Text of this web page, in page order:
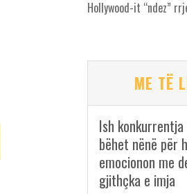
Hollywood-it “ndez”
ME TË
Ish konkurrentja
bëhet nënë për
emocionon me
gjithçka e imja